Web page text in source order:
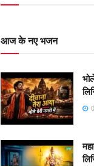
आज के नए भजन